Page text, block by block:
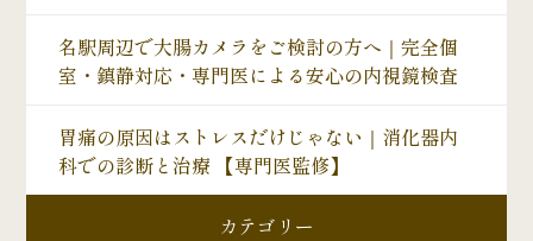
名駅周辺で大腸カメラをご検討の方へ｜完全個
室・鎮静対応・専門医による安心の内視鏡検査
胃痛の原因はストレスだけじゃない｜消化器内
科での診断と治療 【専門医監修】
カテゴリー